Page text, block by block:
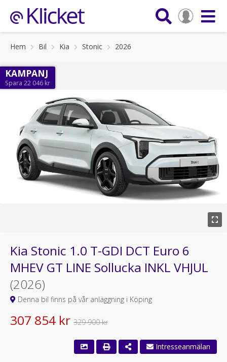
Hem Bil Kia Stonic 2026
KAMPANJ
Spara 22 046 kr
Kia Stonic 1.0 T-GDI DCT Euro 6
MHEV GT LINE Sollucka INKL VHJUL
(2026)
Denna bil finns på vår anläggning i Köping
307 854 kr 329 900 kr
Intresseanmälan